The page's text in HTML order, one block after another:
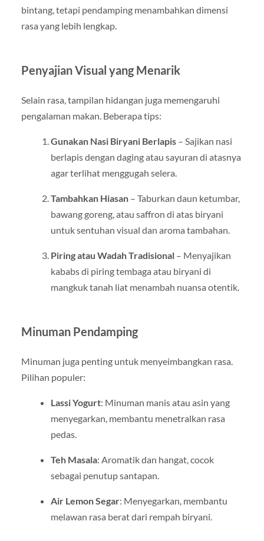
bintang, tetapi pendamping menambahkan dimensi
rasa yang lebih lengkap.
Penyajian Visual yang Menarik
Selain rasa, tampilan hidangan juga memengaruhi
pengalaman makan. Beberapa tips:
Gunakan Nasi Biryani Berlapis– Sajikan nasi
berlapis dengan daging atau sayuran di atasnya
agar terlihat menggugah selera.
Tambahkan Hiasan– Taburkan daun ketumbar,
bawang goreng, atau saffron di atas biryani
untuk sentuhan visual dan aroma tambahan.
Piring atau Wadah Tradisional– Menyajikan
kababs di piring tembaga atau biryani di
mangkuk tanah liat menambah nuansa otentik.
Minuman Pendamping
Minuman juga penting untuk menyeimbangkan rasa.
Pilihan populer:
Lassi Yogurt: Minuman manis atau asin yang
menyegarkan, membantu menetralkan rasa
pedas.
Teh Masala: Aromatik dan hangat, cocok
sebagai penutup santapan.
Air Lemon Segar: Menyegarkan, membantu
melawan rasa berat dari rempah biryani.